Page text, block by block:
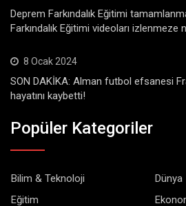
Deprem Farkındalık Eğitimi
Farkındalık Eğitimi videoları izlenmeze
8 Ocak 2024
SON DAKİKA: Alman futbol efsanesi
hayatını kaybetti!
Popüler Kategoriler
Bilim & Teknoloji
Dünya
Eğitim